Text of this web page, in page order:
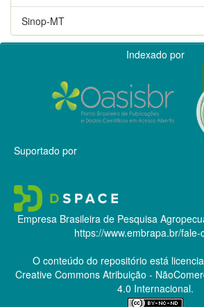
Sinop-MT
Indexado por
Suportado por
Empresa Brasileira de Pesquisa
https://www.embrapa.br/fale-
O conteúdo do repositório está
Creative CommonsAtribuição -
4.0 Internacional.